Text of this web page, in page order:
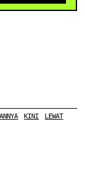
KINI
LEWAT